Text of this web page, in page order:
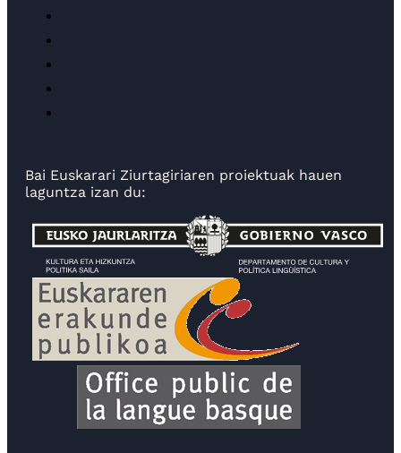
Bai Euskarari Ziurtagiriaren proiektuak hauen
laguntza izan du: